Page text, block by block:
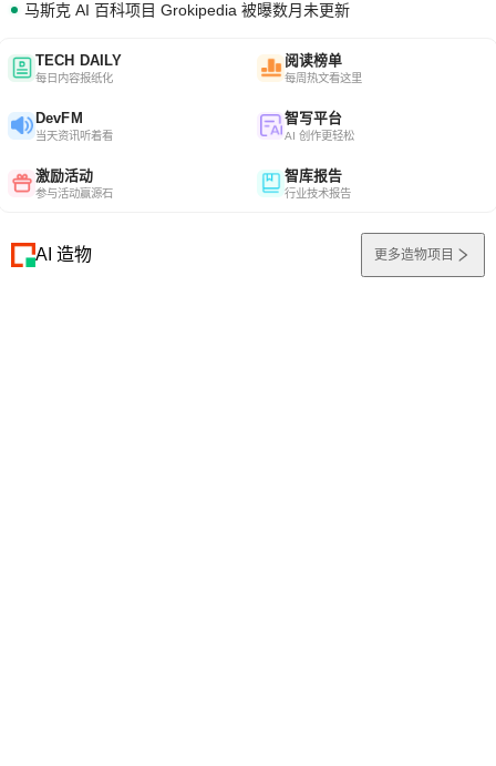
马斯克 AI 百科项目 Grokipedia 被曝数月未更新
TECH DAILY
每日内容报纸化
阅读榜单
每周热文看这里
DevFM
当天资讯听着看
智写平台
AI 创作更轻松
激励活动
参与活动赢源石
智库报告
行业技术报告
AI 造物 更多造物项目